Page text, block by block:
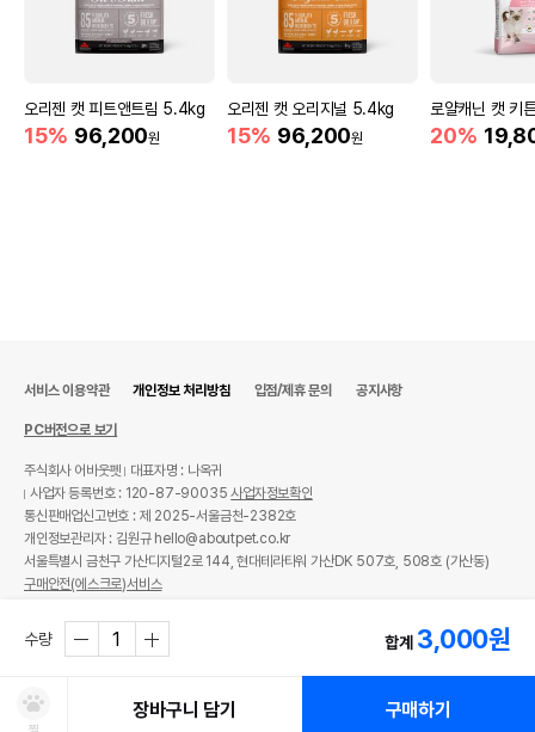
오리젠 캣 피트앤트림 5.4kg
15% 96,200원
오리젠 캣 오리지널 5.4kg
15% 96,200원
로얄캐닌 캣 키
20%
수량 합계 3,000원
찜
장바구니 담기 구매하기
서비스 이용약관 개인정보 처리방침 입점/제휴 문의 공지사항
PC버전으로 보기
주식회사 어바웃펫
대표자명 : 나옥귀
사업자 등록번호 : 120-87-90035사업자정보확인
통신판매업신고번호 : 제 2025-서울금천-2382호
개인정보관리자 : 김원규 hello@aboutpet.co.kr
서울특별시 금천구 가산디지털2로 144, 현대테라타워 가산DK 507호, 508호 (가산동)
구매안전(에스크로)서비스